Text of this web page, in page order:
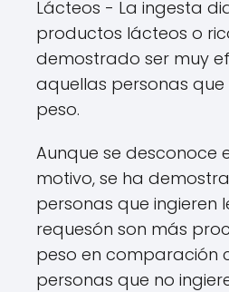
Lácteos - La ingesta
productos lácteos o
demostrado ser muy
aquellas personas
peso.
Aunque se desconoce
motivo, se ha
personas que ingieren
requesón son más
peso en comparación
personas que no